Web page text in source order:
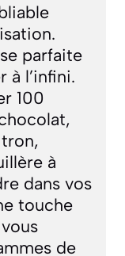
parfaite
à l’infini.
100
à
dans vos
touche
de